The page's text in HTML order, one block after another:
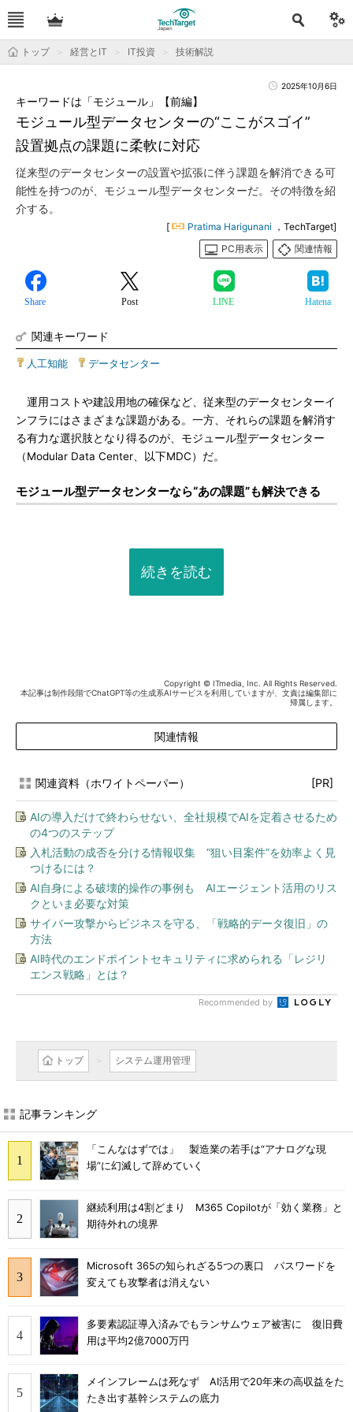
トップ 経営とIT IT投資 技術解説
2025年10月6日
モジュール型データセンターの“ここがスゴイ”
設置拠点の課題に柔軟に対応
キーワードは「モジュール」【前編】
従来型のデータセンターの設置や拡張に伴う課題を解消できる可
能性を持つのが、モジュール型データセンターだ。その特徴を紹
介する。
[ Pratima Harigunani ，TechTarget]
PC用表示
関連情報
Share Post LINE Hatena
関連キーワード
人工知能 データセンター
運用コストや建設用地の確保など、従来型のデータセンターイ
ンフラにはさまざまな課題がある。一方、それらの課題を解消す
る有力な選択肢となり得るのが、モジュール型データセンター
（Modular Data Center、以下MDC）だ。
モジュール型データセンターなら“あの課題”も解決できる
続きを読む
Copyright © ITmedia, Inc. All Rights Reserved.
本記事は制作段階でChatGPT等の生成系AIサービスを利用していますが、文責は編集部に
帰属します。
関連情報
関連資料（ホワイトペーパー） [PR]
AIの導入だけで終わらせない、全社規模でAIを定着させるため
の4つのステップ
入札活動の成否を分ける情報収集 “狙い目案件”を効率よく見
つけるには？
AI自身による破壊的操作の事例も AIエージェント活用のリス
クといま必要な対策
サイバー攻撃からビジネスを守る、「戦略的データ復旧」の
方法
AI時代のエンドポイントセキュリティに求められる「レジリ
エンス戦略」とは？
Recommended by
トップ システム運用管理
記事ランキング
「こんなはずでは」 製造業の若手は“アナログな現
場”に幻滅して辞めていく
継続利用は4割どまり M365 Copilotが「効く業務」と
期待外れの境界
Microsoft 365の知られざる5つの裏口 パスワードを
変えても攻撃者は消えない
多要素認証導入済みでもランサムウェア被害に 復旧費
用は平均2億7000万円
メインフレームは死なず AI活用で20年来の高収益をた
たき出す基幹システムの底力